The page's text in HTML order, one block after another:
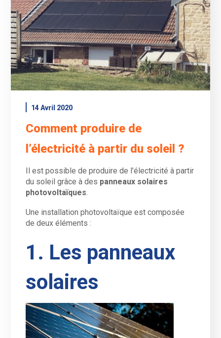
14 Avril 2020
Comment produire de
l’électricité à partir du soleil ?
Il est possible de produire de l’électricité à partir
du soleil grâce à des panneaux solaires
photovoltaïques
Une installation photovoltaïque est composée
de deux éléments :
1. Les panneaux
solaires